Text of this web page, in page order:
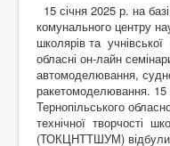
15 січня 2025 р. на
комунального центру
школярів та
обласні он-лайн
автомоделювання,
ракетомоделювання. 15
Тернопільського
технічної творчості
(ТОКЦНТТШУМ)